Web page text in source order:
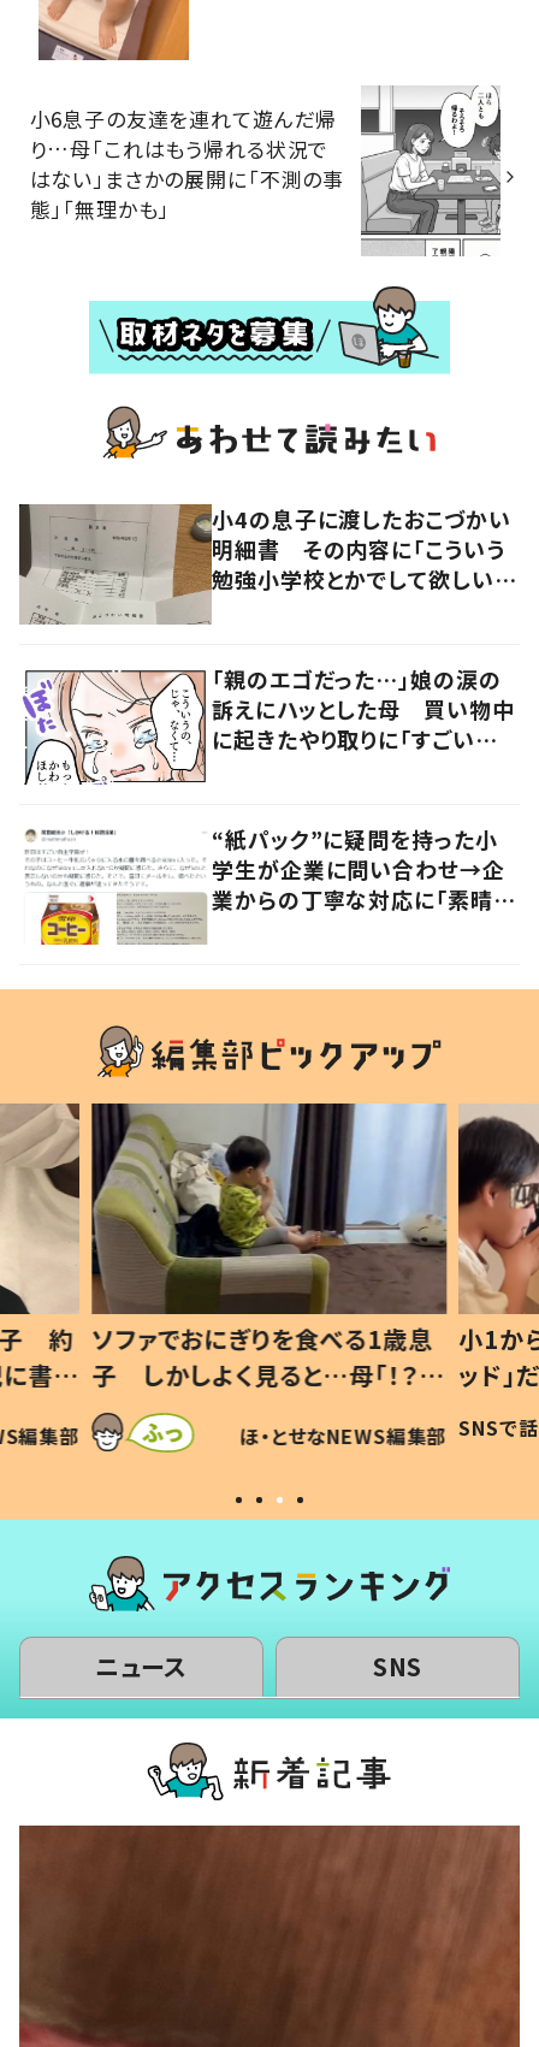
小6息子の友達を連れて遊んだ帰
り…母「これはもう帰れる状況で
はない」まさかの展開に「不測の事
態」「無理かも」
小4の息子に渡したおこづかい
明細書 その内容に「こういう
勉強小学校とかでして欲しい」
「親のエゴだった…」娘の涙の
訴えにハッとした母 買い物中
に起きたやり取りに「すごい分
“紙パック”に疑問を持った小
学生が企業に問い合わせ→企
業からの丁寧な対応に「素晴ら
歳息
？」
編集部
小1から不登校、息子は「ギフテ
ッド」だった 父が“ウチ給食”を
作り続ける理由とは #令和の親
#令和の子
SNSで話題 ほ・とせなNEWS編集部
ひ孫
が、抱
「涙
い」
ニュース SNS